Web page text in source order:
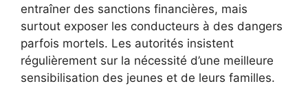
entraîner des sanctions financières, mais
surtout exposer les conducteurs à des dangers
parfois mortels. Les autorités insistent
régulièrement sur la nécessité d’une meilleure
sensibilisation des jeunes et de leurs familles.